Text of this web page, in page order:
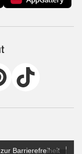
Barrierefreiheit